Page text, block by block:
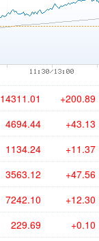
14311.01 +200.89
4694.44 +43.13
1134.24 +11.37
3563.12 +47.56
7242.10 +12.30
229.69 +0.10